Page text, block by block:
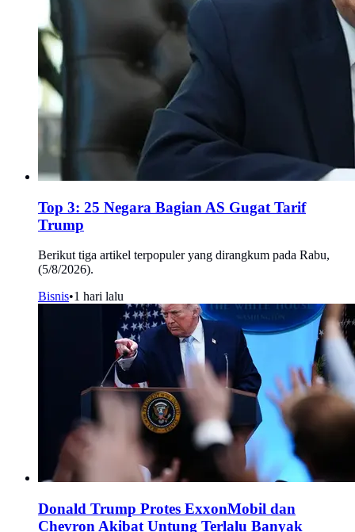
Top 3: 25 Negara Bagian AS Gugat Tarif
Trump
Berikut tiga artikel terpopuler yang dirangkum pada Rabu,
(5/8/2026).
Bisnis•1 hari lalu
Donald Trump Protes ExxonMobil dan
Chevron Akibat Untung Terlalu Banyak